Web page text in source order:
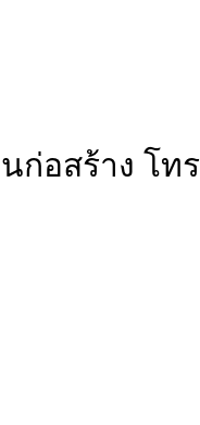
ก่อสร้าง โทร